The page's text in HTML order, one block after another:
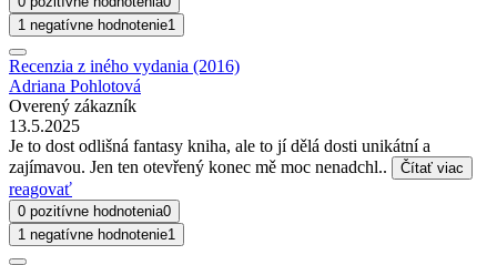
1 negatívne hodnotenie1
Recenzia z iného vydania (2016)
Adriana Pohlotová
Overený zákazník
13.5.2025
Je to dost odlišná fantasy kniha, ale to jí dělá dosti unikátní a
zajímavou. Jen ten otevřený konec mě moc nenadchl..
Čítať viac
reagovať
0 pozitívne hodnotenia0
1 negatívne hodnotenie1